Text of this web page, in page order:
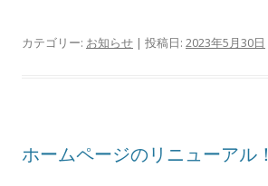
カテゴリー: お知らせ | 投稿日: 2023年5月30日
ホームページのリニューアル！